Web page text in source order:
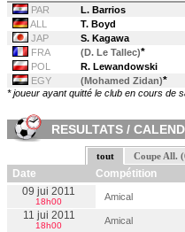
PAR
L. Barrios
ALL
T. Boyd
JAP
S. Kagawa
FRA
(D. Le Tallec)*
POL
R. Lewandowski
EGY
(Mohamed Zidan)*
* joueur ayant quitté le club en cours de
RESULTATS /
tout Coupe All.
Date Compétition
09 jui 2011
18h00 Amical
11 jui 2011
18h00 Amical